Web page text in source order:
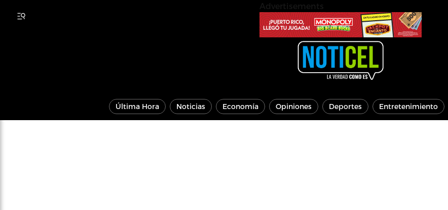
Última Hora Noticias Economía Opiniones Deportes Entretenimiento